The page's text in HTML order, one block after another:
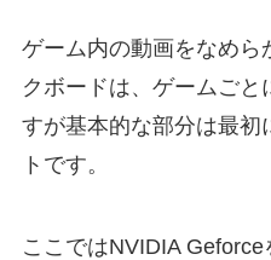
ゲーム内の動画をなめら
クボードは、ゲームご
すが基本的な部分は最初
トです。
ここではNVIDIA